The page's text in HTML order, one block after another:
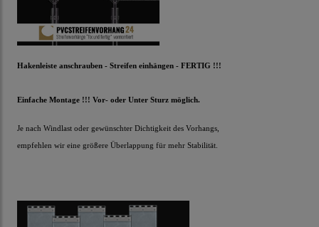
Hakenleiste anschrauben - Streifen einhängen - FERTIG !!!
Einfache Montage !!! Vor- oder Unter Sturz möglich.
Je nach Windlast oder gewünschter Dichtigkeit des Vorhangs,
empfehlen wir eine größere Überlappung für mehr Stabilität.